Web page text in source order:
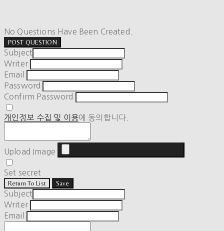
No Questions Have Been Created.
POST QUESTION
Subject
Writer
Email
Password
Confirm Password
개인정보 수집 및 이용에 동의합니다.
Upload Image
Set secret
Return To List Save
Subject
Writer
Email